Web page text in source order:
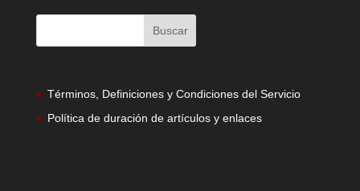
Términos, Definiciones y Condiciones del Servicio
Política de duración de artículos y enlaces